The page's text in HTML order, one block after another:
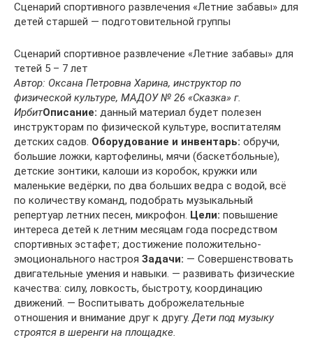
Сценарий спортивного развлечения «Летние забавы» для
детей старшей — подготовительной группы
Сценарий спортивное развлечение «Летние забавы» для
тетей 5 – 7 лет
Автор: Оксана Петровна Харина, инструктор по
физической культуре, МАДОУ № 26 «Сказка» г.
ИрбитОписание: данный материал будет полезен
инструкторам по физической культуре, воспитателям
детских садов. Оборудование и инвентарь: обручи,
большие ложки, картофелины, мячи (баскетбольные),
детские зонтики, калоши из коробок, кружки или
маленькие ведёрки, по два больших ведра с водой, всё
по количеству команд, подобрать музыкальный
репертуар летних песен, микрофон. Цели: повышение
интереса детей к летним месяцам года посредством
спортивных эстафет; достижение положительно-
эмоционального настроя Задачи: — Совершенствовать
двигательные умения и навыки. — развивать физические
качества: силу, ловкость, быстроту, координацию
движений. — Воспитывать доброжелательные
отношения и внимание друг к другу.Дети под музыку
строятся в шеренги на площадке.